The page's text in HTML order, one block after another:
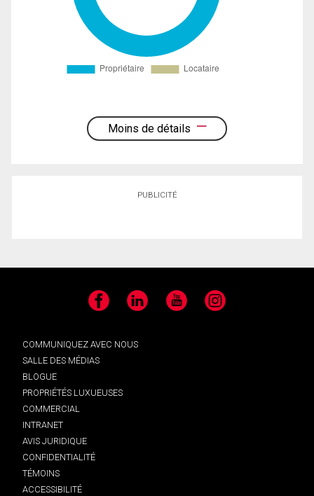
Moins de détails
PUBLICITÉ
Facebook LinkedIn YouTube Instagram
COMMUNIQUEZ AVEC NOUS
SALLE DES MÉDIAS
BLOGUE
PROPRIÉTÉS LUXUEUSES
COMMERCIAL
INTRANET
AVIS JURIDIQUE
CONFIDENTIALITÉ
TÉMOINS
ACCESSIBILITÉ